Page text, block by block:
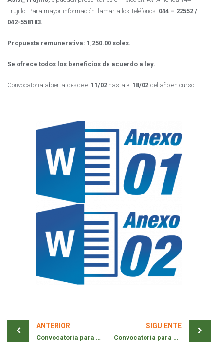
Trujillo. Para mayor información llamar a los Teléfonos: 044 – 22552 /
042-558183.
Propuesta remunerativa: 1,250.00 soles.
Se ofrece todos los beneficios de acuerdo a ley.
Convocatoria abierta desde el 11/02 hasta el 18/02 del año en curso.
ANTERIOR
Convocatoria para Analista de Creditos – Chiclayo
SIGUIENTE
Convocatoria para Asistente de Créditos – Trujillo